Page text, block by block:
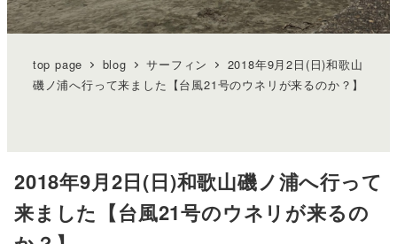
top page blog サーフィン
2018年9月2日(日)和歌山
磯ノ浦へ行って来ました【台風21号のウネリが来るのか？】
2018年9月2日(日)和歌山磯ノ浦へ行って
来ました【台風21号のウネリが来るの